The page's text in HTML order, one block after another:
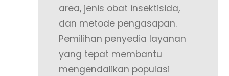
area, jenis obat insektisida,
dan metode pengasapan.
Pemilihan penyedia layanan
yang tepat membantu
mengendalikan populasi